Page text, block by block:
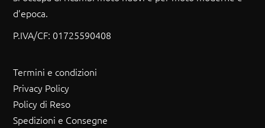
d’epoca.
P.IVA/CF: 01725590408
Termini e condizioni
Privacy Policy
Policy di Reso
Spedizioni e Consegne